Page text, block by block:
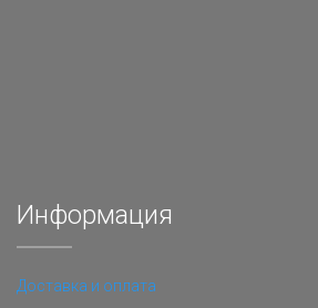
Информация
Доставка и оплата